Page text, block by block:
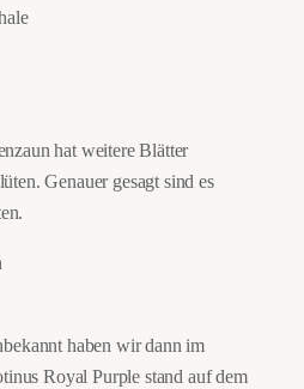
hat weitere Blätter
Genauer gesagt sind es
haben wir dann im
Royal Purple stand auf dem